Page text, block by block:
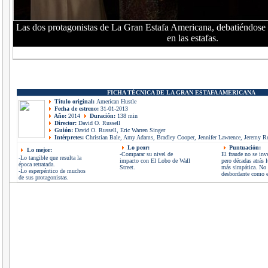
Las dos protagonistas de La Gran Estafa Americana,
en las estafas.
FICHA TÉCNICA DE LA GRAN ESTAFA AMERICANA
Título original: American Hustle
Fecha de estreno: 31-01-2013
Año: 2014 Duración: 138 min
Director: David O. Russell
Guión: David O. Russell, Eric Warren Singer
Intérpretes: Christian Bale, Amy Adams, Bradley Cooper, Jennifer Lawrence, Jeremy
Lo mejor:
-Lo tangible que resulta la
época retratada.
-Lo esperpéntico de muchos
de sus protagonistas.
Lo peor:
-Comparar su nivel de
impacto con El Lobo de Wall
Street.
Puntuación:
El fraude no se
pero décadas atrás
más simpática. No
desbordante como